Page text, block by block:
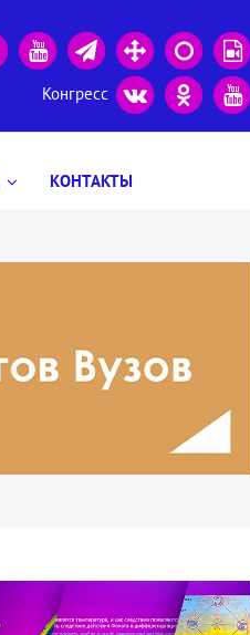
Конгресс
КОНТАКТЫ